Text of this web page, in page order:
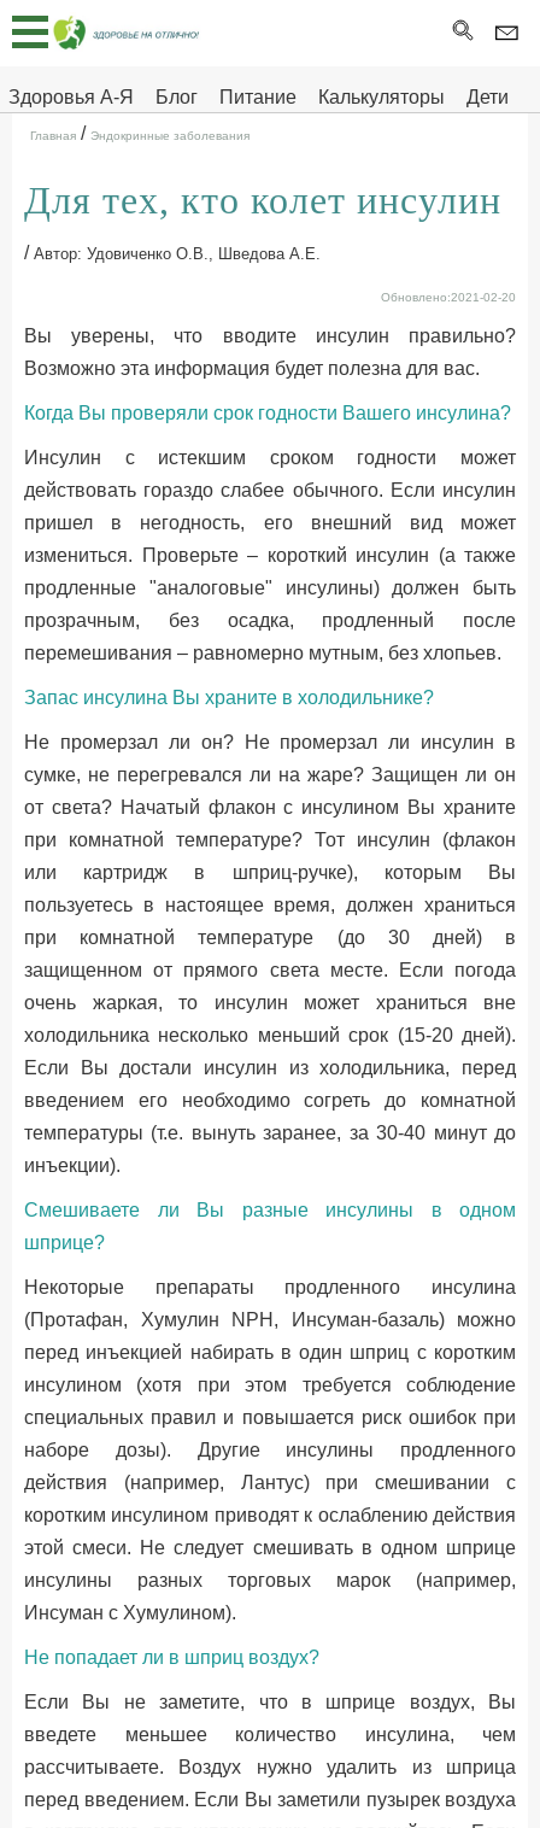
Здоровья А-Я Блог Питание Калькуляторы
Дети
Здоровье на отлично
Главная
Тесты
Про
ДЕТЯМ
Главная / Эндокринные заболевания
Для тех, кто колет инсулин
/ Автор: Удовиченко О.В., Шведова А.Е.
Обновлено:2021-02-20
Вы уверены, что вводите инсулин правильно?
Возможно эта информация будет полезна для вас.
Когда Вы проверяли срок годности Вашего инсулина?
Инсулин с истекшим сроком годности может
действовать гораздо слабее обычного. Если инсулин
пришел в негодность, его внешний вид может
измениться. Проверьте – короткий инсулин (а также
продленные "аналоговые" инсулины) должен быть
прозрачным, без осадка, продленный после
перемешивания – равномерно мутным, без хлопьев.
Запас инсулина Вы храните в холодильнике?
Не промерзал ли он? Не промерзал ли инсулин в
сумке, не перегревался ли на жаре? Защищен ли он
от света? Начатый флакон с инсулином Вы храните
при комнатной температуре? Тот инсулин (флакон
или картридж в шприц-ручке), которым Вы
пользуетесь в настоящее время, должен храниться
при комнатной температуре (до 30 дней) в
защищенном от прямого света месте. Если погода
очень жаркая, то инсулин может храниться вне
холодильника несколько меньший срок (15-20 дней).
Если Вы достали инсулин из холодильника, перед
введением его необходимо согреть до комнатной
температуры (т.е. вынуть заранее, за 30-40 минут до
инъекции).
Смешиваете ли Вы разные инсулины в одном
шприце?
Некоторые препараты продленного инсулина
(Протафан, Хумулин NPH, Инсуман-базаль) можно
перед инъекцией набирать в один шприц с коротким
инсулином (хотя при этом требуется соблюдение
специальных правил и повышается риск ошибок при
наборе дозы). Другие инсулины продленного
действия (например, Лантус) при смешивании с
коротким инсулином приводят к ослаблению действия
этой смеси. Не следует смешивать в одном шприце
инсулины разных торговых марок (например,
Инсуман с Хумулином).
Не попадает ли в шприц воздух?
Если Вы не заметите, что в шприце воздух, Вы
введете меньшее количество инсулина, чем
рассчитываете. Воздух нужно удалить из шприца
перед введением. Если Вы заметили пузырек воздуха